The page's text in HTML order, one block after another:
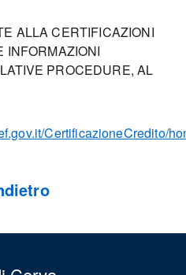
ALLA CERTIFICAZIONI
INFORMAZIONI
PROCEDURE, AL
CertificazioneCredito/